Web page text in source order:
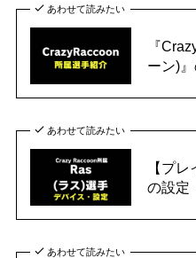
あわせて読みたい
『
ーン)
あわせて読みたい
【プ
の設定
あわせて読みたい